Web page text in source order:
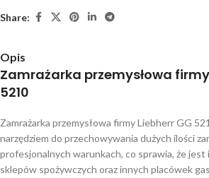
Share:
Opis
Zamrażarka przemysłowa
5210
Zamrażarka przemysłowa firmy Liebherr GG
narzędziem do przechowywania dużych ilości
profesjonalnych warunkach, co sprawia, że jest
sklepów spożywczych oraz innych placówek